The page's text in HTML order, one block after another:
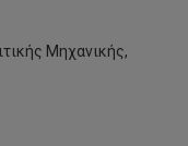
Μηχανικής,